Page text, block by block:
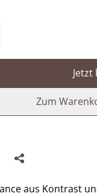
Jetzt
Zum
aus Kontrast